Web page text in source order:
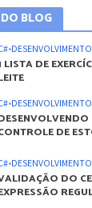
BLOG
•DESENVOLVIMENTO
LISTA DE
•DESENVOLVIMENTO
DE
•DESENVOLVIMENTO
DO